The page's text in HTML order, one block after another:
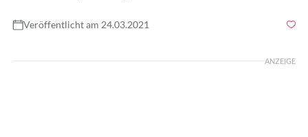
Veröffentlicht am 24.03.2021
ANZEIGE